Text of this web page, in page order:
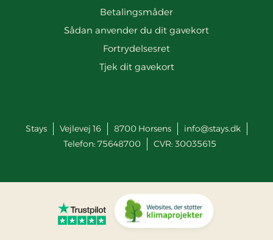
Betalingsmåder
Sådan anvender du dit gavekort
Fortrydelsesret
Tjek dit gavekort
Stays Vejlevej 16 8700 Horsens
info@stays.dk
Telefon: 75648700 CVR: 30035615
Gå til Trustpilot